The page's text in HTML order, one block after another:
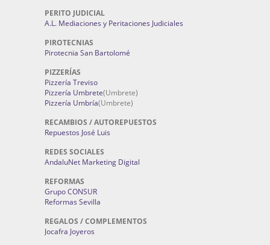
PERITO JUDICIAL
A.L. Mediaciones y Peritaciones Judiciales
PIROTECNIAS
Pirotecnia San Bartolomé
PIZZERÍAS
Pizzería Treviso
Pizzería Umbrete(Umbrete)
Pizzería Umbría(Umbrete)
RECAMBIOS / AUTOREPUESTOS
Repuestos José Luis
REDES SOCIALES
AndaluNet Marketing Digital
REFORMAS
Grupo CONSUR
Reformas Sevilla
REGALOS / COMPLEMENTOS
Jocafra Joyeros